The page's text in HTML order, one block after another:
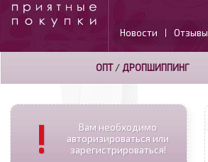
Новости | Отзывы
ОПТ/ ДРОПШИППИНГ
!
Вам необходимо
авторизироваться или
зарегистрироваться!